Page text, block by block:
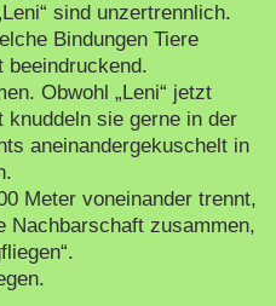
sind unzertrennlich.
Bindungen Tiere
beeindruckend.
Obwohl „Leni“ jetzt
sie gerne in der
aneinandergekuschelt in
Meter voneinander trennt,
Nachbarschaft zusammen,